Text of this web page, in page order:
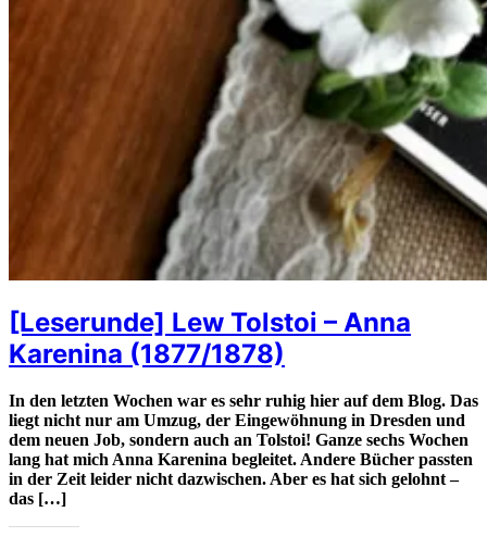
[Leserunde] Lew Tolstoi – Anna
Karenina (1877/1878)
In den letzten Wochen war es sehr ruhig hier auf dem Blog. Das
liegt nicht nur am Umzug, der Eingewöhnung in Dresden und
dem neuen Job, sondern auch an Tolstoi! Ganze sechs Wochen
lang hat mich Anna Karenina begleitet. Andere Bücher passten
in der Zeit leider nicht dazwischen. Aber es hat sich gelohnt –
das […]